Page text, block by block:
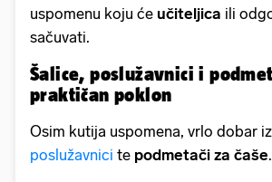
uspomenu koju će učiteljica ili
sačuvati.
Šalice, poslužavnici i
praktičan poklon
Osim kutija uspomena, vrlo dobar
poslužavnici te podmetači za čaše.